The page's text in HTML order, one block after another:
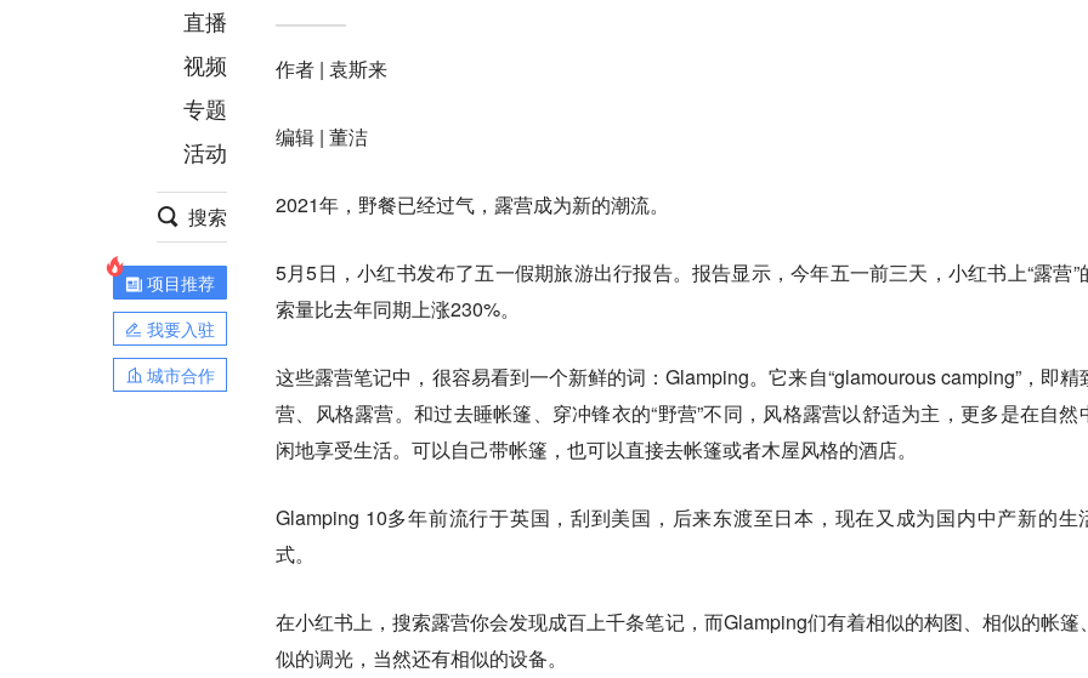
推荐
财经
项目推荐
安徽
直播
视频
专题
活动
搜索
项目推荐
我要入驻
城市合作
作者 | 袁斯来
编辑 | 董洁
2021年，野餐已经过气，露营成为新的潮流。
5月5日，小红书发布了五一假期旅游出行报告。报告显示，今年五一前三天，小红书上“露营”
索量比去年同期上涨230%。
这些露营笔记中，很容易看到一个新鲜的词：Glamping。它来自“glamourous camping”，即精
营、风格露营。和过去睡帐篷、穿冲锋衣的“野营”不同，风格露营以舒适为主，更多是在自然
闲地享受生活。可以自己带帐篷，也可以直接去帐篷或者木屋风格的酒店。
Glamping 10多年前流行于英国，刮到美国，后来东渡至日本，现在又成为国内中产新的生
式。
在小红书上，搜索露营你会发现成百上千条笔记，而Glamping们有着相似的构图、相似的帐篷
似的调光，当然还有相似的设备。